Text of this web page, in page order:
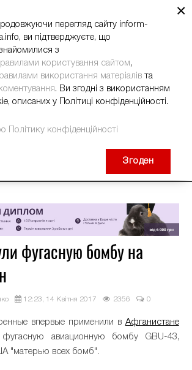
фугасную бомбу на
12:23, 14 Квітня 2017 2356 0
впервые применили в Афганистане
авиационную бомбу GBU-43,
"матерью всех бомб".
×
перегляд сайту inform-
ви підтверджуєте, що
з
користування сайтом,
використання матеріалів та
. Ви згодні з використанням
описаних у Політиці конфіденційності.
Політику конфіденційності
Згоден